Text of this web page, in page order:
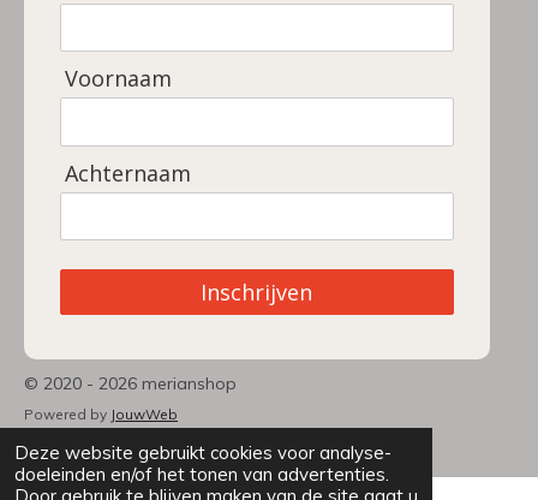
Deze website gebruikt cookies voor analyse-
doeleinden en/of het tonen van advertenties.
Voornaam
Achternaam
Inschrijven
© 2020 - 2026 merianshop
Powered by JouwWeb